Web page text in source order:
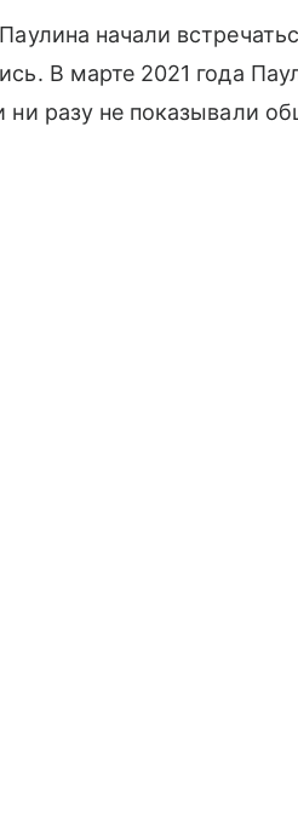
начали
В марте 2021 года
ни разу не показывали